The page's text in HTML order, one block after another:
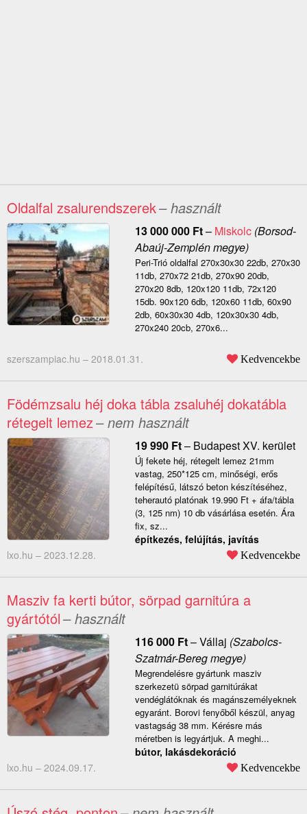
Oldalfal zsalurendszerek– használt
13 000 000 Ft– Miskolc(Borsod-
Abaúj-Zemplén megye)
Peri-Trió oldalfal 270x30x30 22db, 270x30
11db, 270x72 21db, 270x90 20db,
270x20 8db, 120x120 11db, 72x120
15db. 90x120 6db, 120x60 11db, 60x90
2db, 60x30x30 4db, 120x30x30 4db,
270x240 20cb, 270x6...
szerszampiac.hu – 2018.01.31. Kedvencekbe
Födémzsalu héj doka tábla zsaluhéj dokatábla
rétegelt lemez– nem használt
19 990 Ft– Budapest XV. kerület
Új fekete héj, rétegelt lemez 21mm
vastag, 250*125 cm, minőségi, erős
felépítésű, látszó beton készítéséhez,
teherautó platónak 19.990 Ft + áfa/tábla
(3, 125 nm) 10 db vásárlása esetén. Ára
fix, sz...
építkezés, felújítás, javítás
lxo.hu – 2023.12.28. Kedvencekbe
Masziv fa kerti bútor, sörpad garnitúra a
gyártótól– használt
116 000 Ft–Vállaj (Szabolcs-
Szatmár-Bereg megye)
Megrendelésre gyártunk masziv
szerkezetü sörpad garnitúrákat
vendéglátóknak és magánszemélyeknek
egyaránt. Borovi fenyőből készül, anyag
vastagság 38 mm. Kérésre más
méretben is legyártjuk. A meghi...
bútor, lakásdekoráció
lxo.hu – 2024.09.17. Kedvencekbe